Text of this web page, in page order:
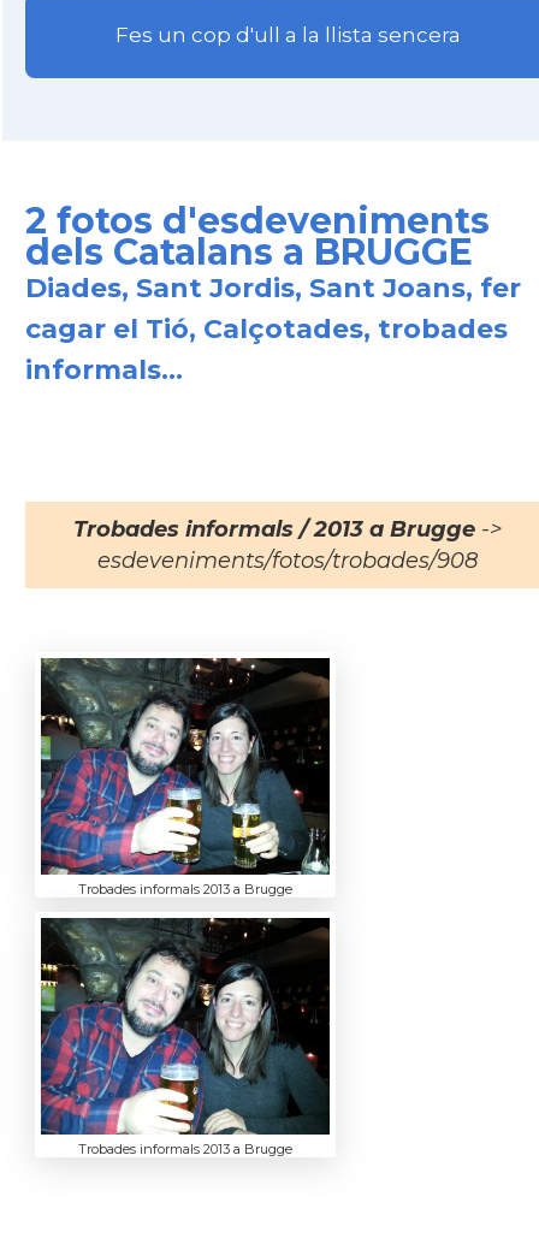
Fes un cop d'ull a la llista sencera
2 fotos d'esdeveniments
dels Catalans a BRUGGE
Diades, Sant Jordis, Sant Joans, fer
cagar el Tió, Calçotades, trobades
informals...
Trobades informals / 2013 a Brugge ->
esdeveniments/fotos/trobades/908
Trobades informals 2013 a Brugge
Trobades informals 2013 a Brugge